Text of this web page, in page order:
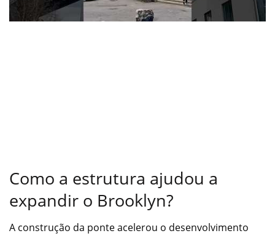
Como a estrutura ajudou a
expandir o Brooklyn?
A construção da ponte acelerou o desenvolvimento